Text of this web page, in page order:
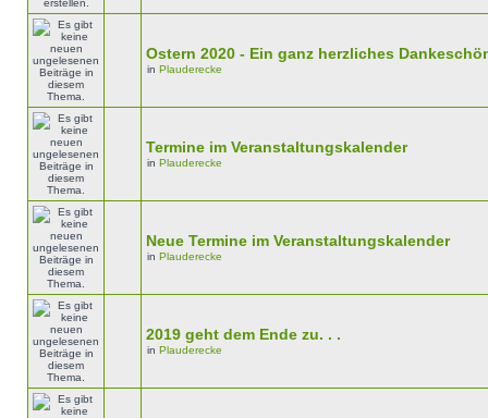
Ostern 2020 - Ein ganz herzliches
in Plauderecke
Termine im Veranstaltungskalender
in Plauderecke
Neue Termine im Veranstaltungskalender
in Plauderecke
2019 geht dem Ende zu. . .
in Plauderecke